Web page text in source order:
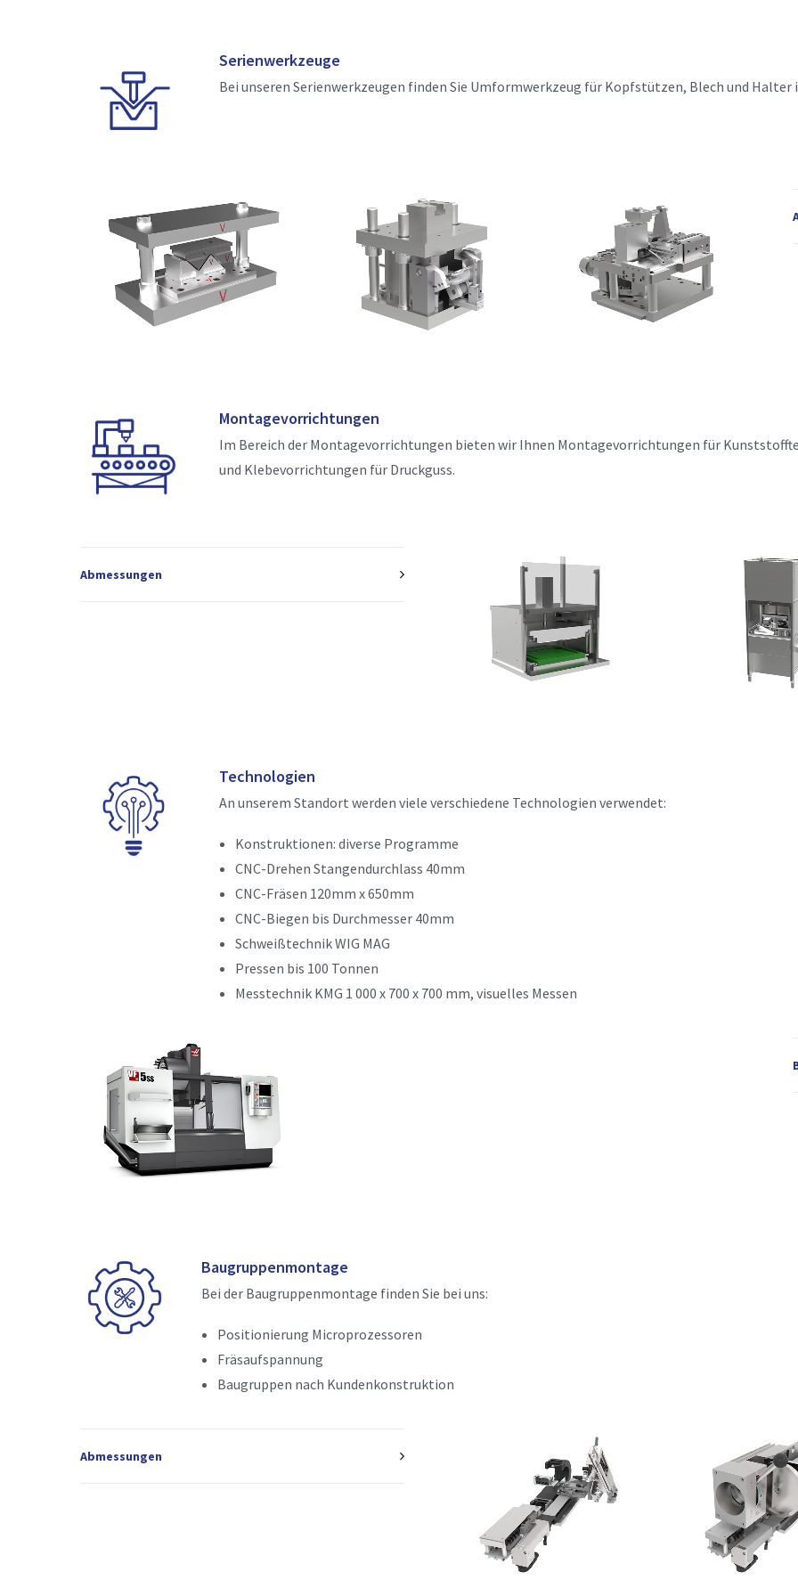
Serienwerkzeuge
Bei unseren Serienwerkzeugen finden Sie Umformwerkzeug für Kopfstützen, Blech und Halter
Montagevorrichtungen
Im Bereich der Montagevorrichtungen bieten wir Ihnen Montagevorrichtungen für
und Klebevorrichtungen für Druckguss.
Abmessungen
Technologien
An unserem Standort werden viele verschiedene Technologien verwendet:
Konstruktionen: diverse Programme
CNC-Drehen Stangendurchlass 40mm
CNC-Fräsen 120mm x 650mm
CNC-Biegen bis Durchmesser 40mm
Schweißtechnik WIG MAG
Pressen bis 100 Tonnen
Messtechnik KMG 1 000 x 700 x 700 mm, visuelles Messen
Baugruppenmontage
Bei der Baugruppenmontage finden Sie bei uns:
Positionierung Microprozessoren
Fräsaufspannung
Baugruppen nach Kundenkonstruktion
Abmessungen